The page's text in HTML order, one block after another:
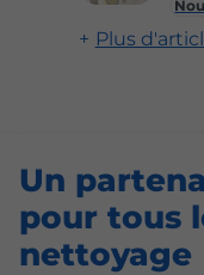
Plus
Un
pour tous
nettoyage